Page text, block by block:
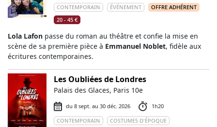
CONTEMPORAIN
ÉVÉNEMENT
OFFRE ADHÉRENT
20 - 45 €
Lola Lafon passe du roman au théâtre et confie la mise en
scène de sa première pièce à Emmanuel Noblet, fidèle aux
écritures contemporaines.
Les Oubliées de Londres
Palais des Glaces, Paris 10e
du 8 sept. au 30 déc. 2026
1h20
CONTEMPORAIN
COSTUMES D'ÉPOQUE